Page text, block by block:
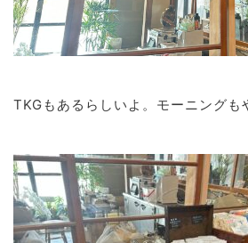
TKGもあるらしいよ。モーニングも